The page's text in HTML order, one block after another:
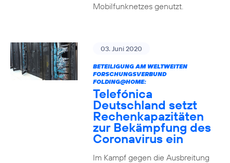
Mobilfunknetzes genutzt.
03. Juni 2020
BETEILIGUNG AM WELTWEITEN
FORSCHUNGSVERBUND
FOLDING@HOME:
Telefónica
Deutschland setzt
Rechenkapazitäten
zur Bekämpfung des
Coronavirus ein
Im Kampf gegen die Ausbreitung